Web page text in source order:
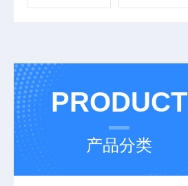
PRODUCT
产品分类